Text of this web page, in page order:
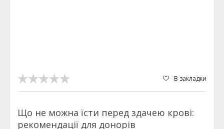
В закладки
Що не можна їсти перед здачею крові:
рекомендації для донорів